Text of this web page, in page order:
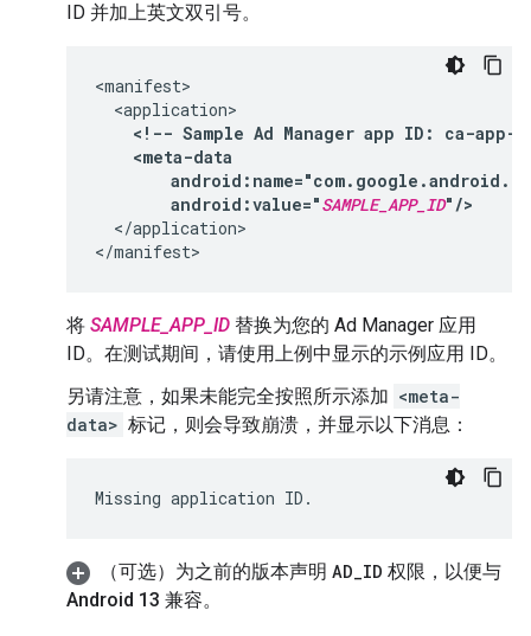
ID 并加上英文双引号。
<!-- Sample Ad Manager app ID:
ca-app-
android:value="SAMPLE_APP_ID"/>
</application>
将 SAMPLE_APP_ID 替换为您的 Ad Manager 应用
ID。在测试期间，请使用上例中显示的示例应用 ID。
另请注意，如果未能完全按照所示添加 <meta-
data> 标记，则会导致崩溃，并显示以下消息：
（可选）为之前的版本声明 AD_ID 权限，以便与
Android 13 兼容。